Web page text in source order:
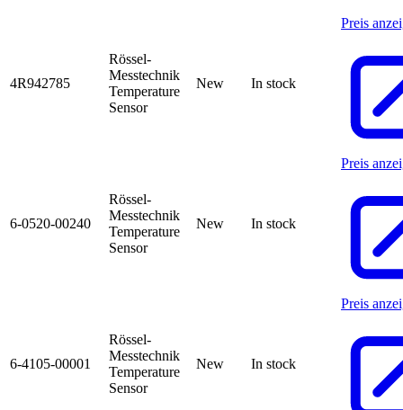
4R942785
Rössel-
Messtechnik
Temperature
Sensor
New In stock
Preis
6-0520-00240
Rössel-
Messtechnik
Temperature
Sensor
New In stock
Preis
6-4105-00001
Rössel-
Messtechnik
Temperature
Sensor
New In stock
Preis